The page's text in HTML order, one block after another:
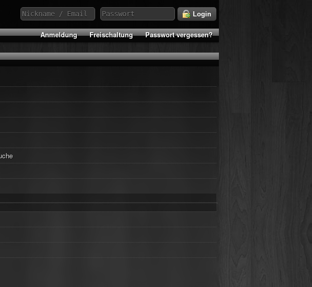
Login
Anmeldung Freischaltung Passwort vergessen?